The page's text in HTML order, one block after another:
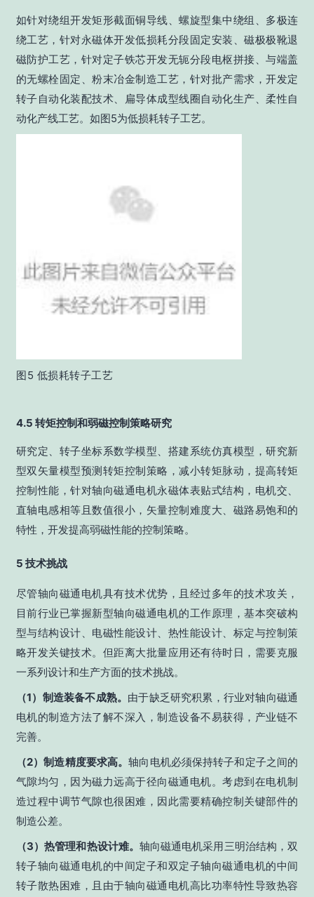
如针对绕组开发矩形截面铜导线、螺旋型集中绕组、多极连
绕工艺，针对永磁体开发低损耗分段固定安装、磁极极靴退
磁防护工艺，针对定子铁芯开发无轭分段电枢拼接、与端盖
的无螺栓固定、粉末冶金制造工艺，针对批产需求，开发定
转子自动化装配技术、扁导体成型线圈自动化生产、柔性自
动化产线工艺。如图5为低损耗转子工艺。
图5 低损耗转子工艺
4.5 转矩控制和弱磁控制策略研究
研究定、转子坐标系数学模型、搭建系统仿真模型，研究新
型双矢量模型预测转矩控制策略，减小转矩脉动，提高转矩
控制性能，针对轴向磁通电机永磁体表贴式结构，电机交、
直轴电感相等且数值很小，矢量控制难度大、磁路易饱和的
特性，开发提高弱磁性能的控制策略。
5 技术挑战
尽管轴向磁通电机具有技术优势，且经过多年的技术攻关，
目前行业已掌握新型轴向磁通电机的工作原理，基本突破构
型与结构设计、电磁性能设计、热性能设计、标定与控制策
略开发关键技术。但距离大批量应用还有待时日，需要克服
一系列设计和生产方面的技术挑战。
（1）制造装备不成熟。 由于缺乏研究积累，行业对轴向磁通
电机的制造方法了解不深入，制造设备不易获得，产业链不
完善。
（2）制造精度要求高。轴向电机必须保持转子和定子之间的
气隙均匀，因为磁力远高于径向磁通电机。考虑到在电机制
造过程中调节气隙也很困难，因此需要精确控制关键部件的
制造公差。
（3）热管理和热设计难。 轴向磁通电机采用三明治结构，双
转子轴向磁通电机的中间定子和双定子轴向磁通电机的中间
转子散热困难，且由于轴向磁通电机高比功率特性导致热容